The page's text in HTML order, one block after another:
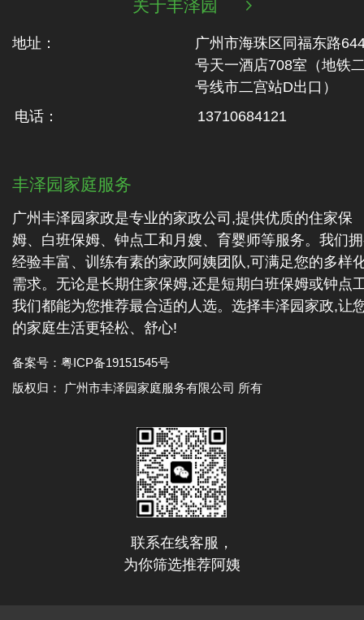
关于丰泽园 
地址：
广州市海珠区同福东路
号天一酒店708室（地铁‬
号线市二‬宫站D出口）
电话：
13710684121
丰泽园家庭服务
广州丰泽园家政是专业的家政公司,提供优质的住家保
姆、白班保姆、钟点工和月嫂、育婴师等服务。我们
经验丰富、训练有素的家政阿姨团队,可满足您的多样
需求。无论是长期住家保姆,还是短期白班保姆或钟点
我们都能为您推荐最合适的人选。选择丰泽园家政,让
的家庭生活更轻松、舒心!
备案号： 粤ICP备19151545号
版权归： 广州市丰泽园家庭服务有限公司 所有
联系在线客服，
为你筛选推荐阿姨